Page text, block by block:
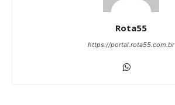
Rota55
https://portal.rota55.com.br